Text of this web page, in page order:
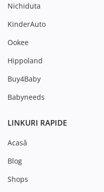
Nichiduta
KinderAuto
Ookee
Hippoland
Buy4Baby
Babyneeds
LINKURI RAPIDE
Acasă
Blog
Shops